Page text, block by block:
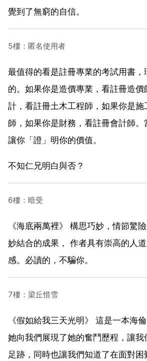
覺到了無窮的自信。
5樓：匿名使用者
最值得的看是註冊專業的考試用書，
的。如果你是造價專業，看註冊造價
計，看註冊土木工程師，如果你是施
師，如果你是財務，看註冊會計師
讓你「證」明你的價值。
不知仁兄明白與否？
6樓：暗受
《海底兩萬裡》 構思巧妙，情節驚
妙結合的成果， 作者具有崇高的人
感。必讀的，不騙你。
7樓：梁丘惜雪
《假如給我三天光明》 這是一本海
她向我們展現了她的奮鬥歷程，讓
足跡，同時也讓我們知道了在面對